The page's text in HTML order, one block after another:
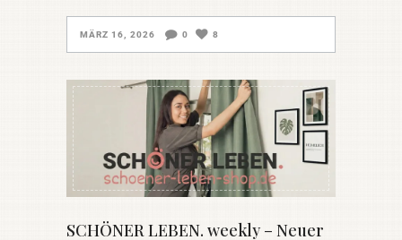
MÄRZ 16, 2026 0 8
SCHÖNER LEBEN. weekly – Neuer